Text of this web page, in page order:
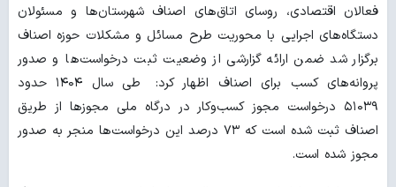
فعالان اقتصادی، روسای‌ اتاق‌های اصناف شهرستان‌ها و مسئولان
دستگاه‌های اجرایی با محوریت طرح مسائل و مشکلات حوزه اصناف
برگزار شد ضمن ارائه گزارشی از وضعیت ثبت درخواست‌ها و صدور
پروانه‌های کسب برای اصناف اظهار کرد: طی سال ۱۴۰۴ حدود
۵۱۰۳۹ درخواست مجوز کسب‌وکار در درگاه ملی مجوزها از طریق
اصناف ثبت شده است که ۷۳ درصد این درخواست‌ها منجر به صدور
مجوز شده است.